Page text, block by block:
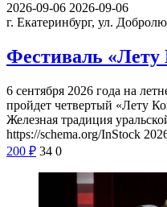
2026-09-06 2026-09-06
г. Екатеринбург, ул.
Фестиваль «Лету
6 сентября 2026 года на
пройдет четвертый «Лету
Железная традиция
https://schema.org/InStock
200 ₽ 34 0